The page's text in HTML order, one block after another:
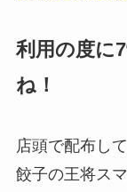
利用の度に
ね！
店頭で配布し
餃子の王将ス